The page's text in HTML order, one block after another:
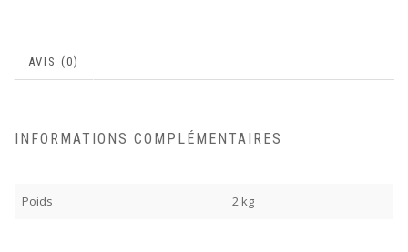
AVIS (0)
INFORMATIONS COMPLÉMENTAIRES
Poids 2 kg